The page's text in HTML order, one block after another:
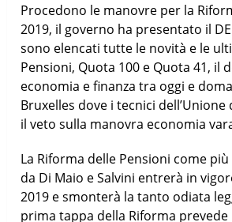
Procedono le manovre per la
2019, il governo ha presentato il
sono elencati tutte le novità e le
Pensioni, Quota 100 e Quota 41, il
economia e finanza tra oggi e
Bruxelles dove i tecnici
il veto sulla manovra economia
La Riforma delle Pensioni come
da Di Maio e Salvini entrerà in
2019 e smonterà la tanto odiata
prima tappa della Riforma prevede